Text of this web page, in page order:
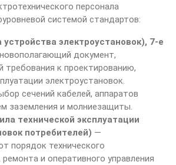
персонала
системой стандартов:
электроустановок), 7-е
документ,
к проектированию,
электроустановок.
сечений кабелей, аппаратов
заземления и молниезащиты.
технической эксплуатации
потребителей) —
порядок технического
и оперативного управления